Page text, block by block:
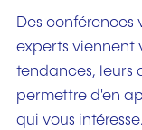
Des conférences
experts viennent
tendances, leurs
permettre d'en
qui vous intéresse.